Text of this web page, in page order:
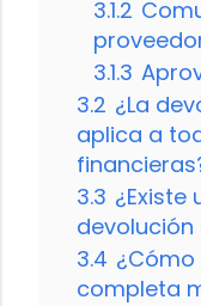
3.1.2
3.1.3
3.2 ¿La
aplica a
3.3 ¿Existe
3.4
completa